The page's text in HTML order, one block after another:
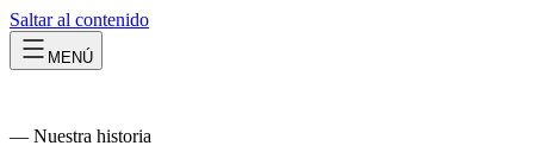
Saltar al contenido
MENÚ
— Nuestra historia